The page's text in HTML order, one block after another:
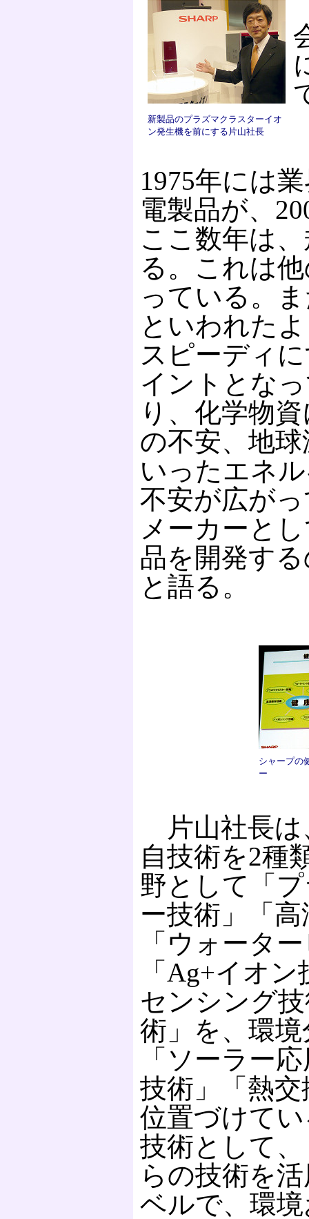
新製品のプラズマクラスターイオ
ン発生機を前にする片山社長
1975年には
電製品が、
ここ数年は
る。これは
っている。
といわれた
スピーディ
イントとな
り、化学物
の不安、地
いったエネ
不安が広が
メーカーと
品を開発す
と語る。
シャープの
ー
片山社長は
自技術を2種
野として「
ー技術」「
「ウォータ
「Ag+イオ
センシング
術」を、環
「ソーラー
技術」「熱
位置づけて
技術として
らの技術を
ベルで、環